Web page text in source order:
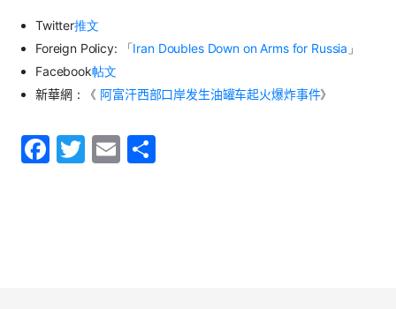
Twitter推文
Foreign Policy: 「Iran Doubles Down on Arms for Russia 」
Facebook帖文
新華網： 《 阿富汗西部口岸发生油罐车起火爆炸事件》
F
T
E